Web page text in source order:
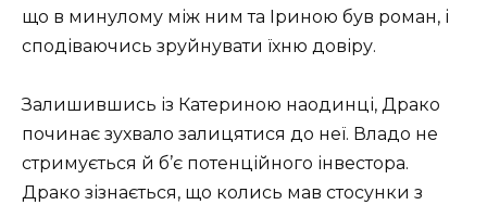
що в минулому між ним та Іриною був роман, і
сподіваючись зруйнувати їхню довіру.
Залишившись із Катериною наодинці, Драко
починає зухвало залицятися до неї. Владо не
стримується й б’є потенційного інвестора.
Драко зізнається, що колись мав стосунки з